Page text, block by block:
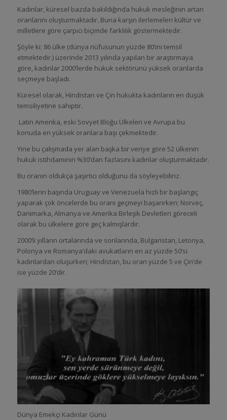
Kadınlar, küresel bazda bakıldığında hukuk mesleğinin artan
oranlarını oluşturmaktadır. Buna karşın ilerlemeleri kültür ve
milletlere göre çarpıcı biçimde farklılık göstermektedir.
Şöyle ki; 86 ülke (dünya nüfusunun yüzde 80’ini temsil
etmektedir.) üzerinde 2013 yılında yapılan bir araştırmaya
göre, kadınlar 2000’lerde hukuk sektörünü yüksek oranlarda
seçmeye başladı.
Küresel olarak, Hindistan ve Çin hukukta kadınların en düşük
temsiliyetine sahiptir.
Latin Amerika, eski Sovyet Bloğu Ülkeleri ve Avrupa bu
konuda en yüksek oranlara başı çekmektedir.
Yine bu çalışmada yer alan başka bir veriye göre 52 ülkenin
hukuk istihdamının %30’dan fazlasını kadınlar oluşturmaktadır.
Bu oranın oldukça şaşırtıcı olduğunu da söyleyebiliriz.
1980‘lerin başında Uruguay ve Venezuela hızlı bir başlangıç ​​
yaparak çok öncelerde bu oranı geçmeyi başarırken; Norveç,
Danimarka, Almanya ve Amerika Birleşik Devletleri göreceli
olarak bu ülkelere göre geç kalmışlardır.
2000’li yılların ortalarında ve sonlarında, Bulgaristan, Letonya,
Polonya ve Romanya’daki avukatların en az yüzde 50’si
kadınlardan oluşurken; Hindistan, bu oran yüzde 5 ve Çin’de
ise yüzde 20’dir.
Dünya Emekçi Kadınlar Günü